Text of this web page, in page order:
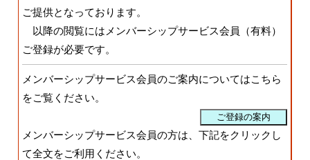
ご提供となっております。
以降の閲覧にはメンバーシップサービス会員（有料）
ご登録が必要です。
メンバーシップサービス会員のご案内についてはこちら
をご覧ください。
メンバーシップサービス会員の方は、下記をクリックし
て全文をご利用ください。